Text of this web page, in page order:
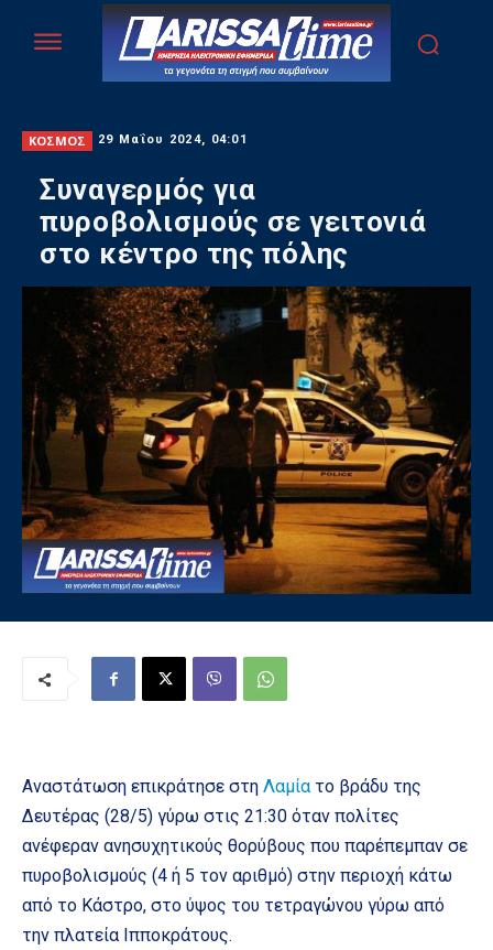
ΚΟΣΜΟΣ 29 Μαΐου 2024, 04:01
Συναγερμός για
πυροβολισμούς σε γειτονιά
στο κέντρο της πόλης
Αναστάτωση επικράτησε στη Λαμίατο βράδυ της
Δευτέρας (28/5) γύρω στις 21:30 όταν πολίτες
ανέφεραν ανησυχητικούς θορύβους που παρέπεμπαν σε
πυροβολισμούς (4 ή 5 τον αριθμό) στην περιοχή κάτω
από το Κάστρο, στο ύψος του τετραγώνου γύρω από
την πλατεία Ιπποκράτους.